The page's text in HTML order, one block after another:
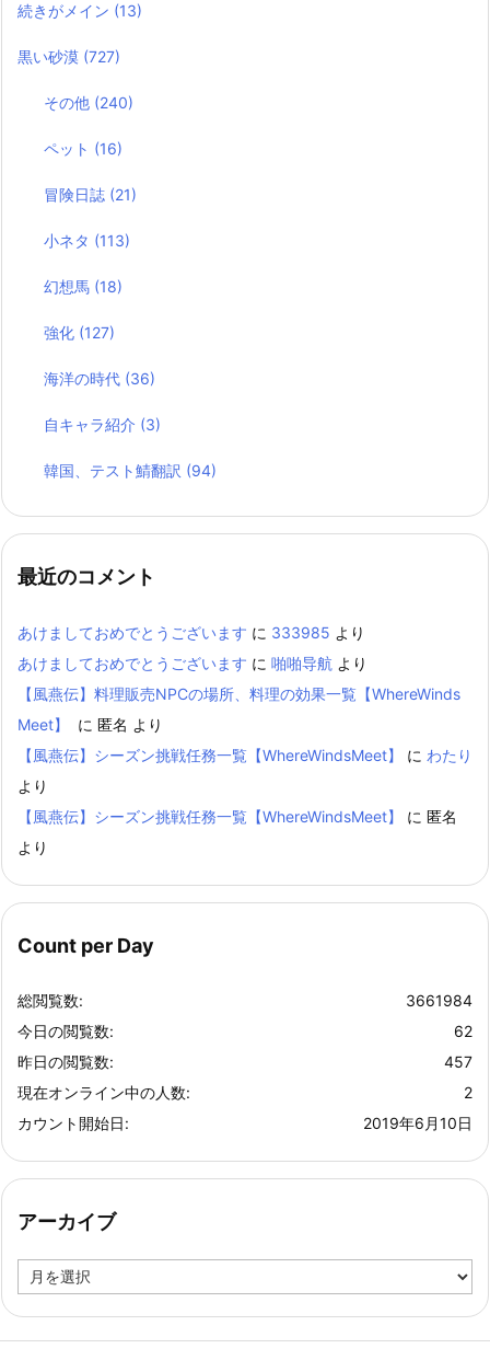
続きがメイン (13)
黒い砂漠 (727)
その他 (240)
ペット (16)
冒険日誌 (21)
小ネタ (113)
幻想馬 (18)
強化 (127)
海洋の時代 (36)
自キャラ紹介 (3)
韓国、テスト鯖翻訳 (94)
最近のコメント
あけましておめでとうございます に 333985 より
あけましておめでとうございます に 啪啪导航 より
【風燕伝】料理販売NPCの場所、料理の効果一覧【WhereWinds
Meet】
に 匿名 より
【風燕伝】シーズン挑戦任務一覧【WhereWindsMeet】
に わたり
より
【風燕伝】シーズン挑戦任務一覧【WhereWindsMeet】
に 匿名
より
Count per Day
3661984
総閲覧数:
62
今日の閲覧数:
457
昨日の閲覧数:
2
現在オンライン中の人数:
2019年6月10日
カウント開始日:
アーカイブ
ー